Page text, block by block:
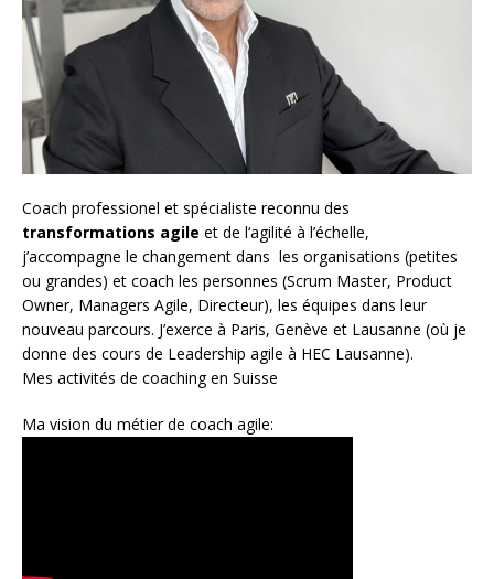
Coach professionel et spécialiste reconnu des
transformations agile et de l‘agilité à l’échelle,
j’accompagne le changement dans les organisations (petites
ou grandes) et coach les personnes (Scrum Master, Product
Owner, Managers Agile, Directeur), les équipes dans leur
nouveau parcours. J’exerce à Paris, Genève et Lausanne (où je
donne des cours de Leadership agile à HEC Lausanne).
Mes activités de coaching en Suisse
Ma vision du métier de coach agile: